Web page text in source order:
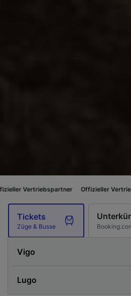
Offizieller Vertriebspartner
Tickets
Züge & Busse